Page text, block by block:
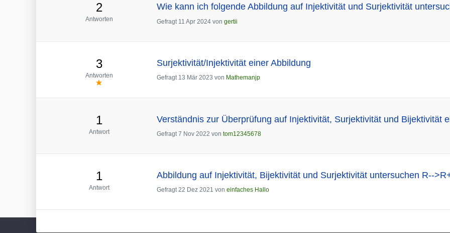
2
Antworten
Wie kann ich folgende Abbildung auf Injektivität und Surjektivität
Gefragt 11 Apr 2024 von gertii
3
Antworten
Surjektivität/Injektivität einer Abbildung
Gefragt 13 Mär 2023 von Mathemanjp
1
Antwort
Verständnis zur Überprüfung auf Injektivität, Surjektivität und Bijektivität
Gefragt 7 Nov 2022 von tom12345678
1
Antwort
Abbildung auf Injektivität, Bijektivität und Surjektivität untersuchen R--
Gefragt 22 Dez 2021 von einfaches Hallo